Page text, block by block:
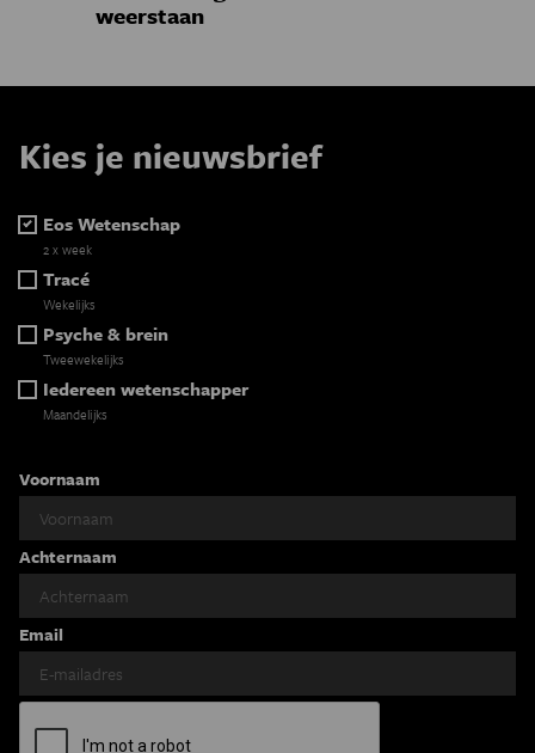
weerstaan
Kies je nieuwsbrief
Eos Wetenschap
2 x week
Tracé
Wekelijks
Psyche & brein
Tweewekelijks
Iedereen wetenschapper
Maandelijks
Voornaam
Achternaam
Email